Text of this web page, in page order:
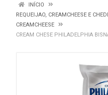
INÍCIO
REQUEIJAO, CREAMCHEESE E
CREAMCHEESE
CREAM CHESE PHILADELPHIA